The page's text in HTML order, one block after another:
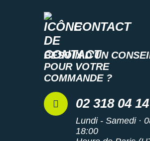
CONTACT
BESOIN D'UN
POUR VOTRE
COMMANDE ?
02 318 04 14
Lundi - Samedi ·
18:00